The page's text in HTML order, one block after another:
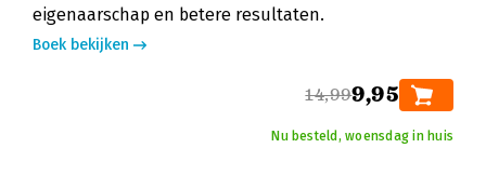
eigenaarschap en betere resultaten.
Boek bekijken
14,999,95
Nu besteld, woensdag in huis